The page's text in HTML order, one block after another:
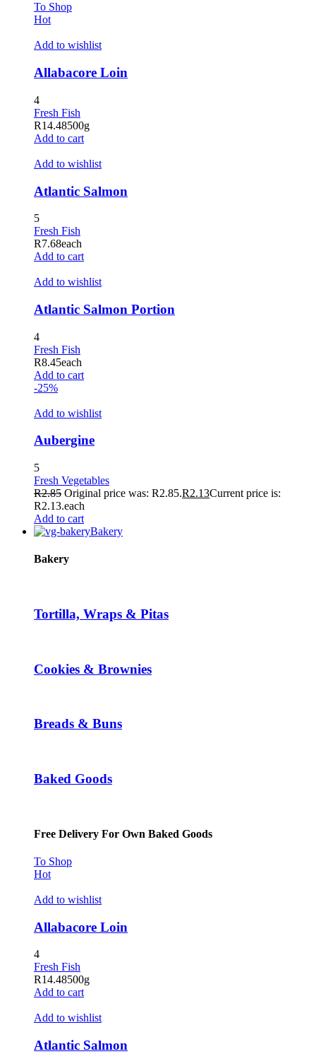
To Shop
Hot
Add to wishlist
Allabacore Loin
4
Fresh Fish
R14.48500g
Add to cart
Add to wishlist
Atlantic Salmon
5
Fresh Fish
R7.68each
Add to cart
Add to wishlist
Atlantic Salmon Portion
4
Fresh Fish
R8.45each
Add to cart
-25%
Add to wishlist
Aubergine
5
Fresh Vegetables
R2.85 Original price was: R2.85.R2.13Current price is:
R2.13.each
Add to cart
Bakery
Bakery
Tortilla, Wraps & Pitas
Cookies & Brownies
Breads & Buns
Baked Goods
Free Delivery For Own Baked Goods
To Shop
Hot
Add to wishlist
Allabacore Loin
4
Fresh Fish
R14.48500g
Add to cart
Add to wishlist
Atlantic Salmon